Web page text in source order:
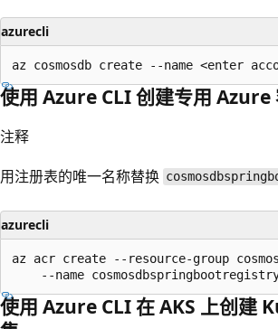
azurecli
使用 Azure CLI 创建专用 Azure
注释
用注册表的唯一名称替换
azurecli
az acr create --resource-group
使用 Azure CLI 在 AKS 上创建